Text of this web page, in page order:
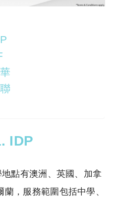
IDP
點有澳洲、英國、加拿
，服務範圍包括中學、